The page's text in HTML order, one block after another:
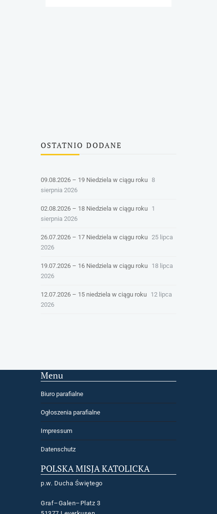
OSTATNIO DODANE
09.08.2026 – 19 Niedziela w ciągu roku 8
sierpnia 2026
02.08.2026 – 18 Niedziela w ciągu roku 1
sierpnia 2026
26.07.2026 – 17 Niedziela w ciągu roku 25 lipca
2026
19.07.2026 – 16 Niedziela w ciągu roku 18 lipca
2026
12.07.2026 – 15 niedziela w ciągu roku 12 lipca
2026
Menu
Biuro parafialne
Ogłoszenia parafialne
Impressum
Datenschutz
POLSKA MISJA KATOLICKA
p.w. Ducha Świętego
Graf–Galen–Platz 3